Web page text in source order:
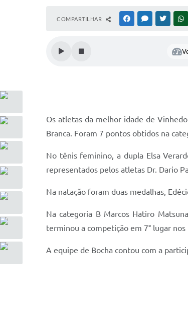
COMPARTILHAR FACEBOOKMESSENGER
TWITTER
Os atletas da melhor idade de
Branca. Foram 7 pontos obtidos na
No tênis feminino, a dupla Elsa
representados pelos atletas Dr. Dario
Na natação foram duas medalhas,
Na categoria B Marcos Hatiro
terminou a competição em 7° lugar
A equipe de Bocha contou com a